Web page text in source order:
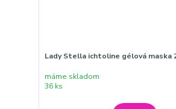
Lady Stella ichtoline gélová maska
máme skladom
36 ks